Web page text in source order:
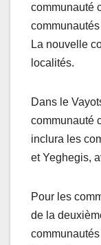
communauté
La nouvelle
localités.
Dans le
communauté
inclura les
et Yeghegis,
Pour les
de la